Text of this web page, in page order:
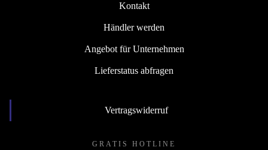
Kontakt
Händler werden
Angebot für Unternehmen
Lieferstatus abfragen
Vertragswiderruf
GRATIS HOTLINE